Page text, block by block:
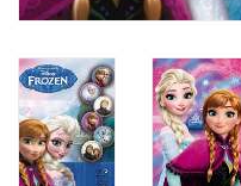
Snoep / kauwgomballen